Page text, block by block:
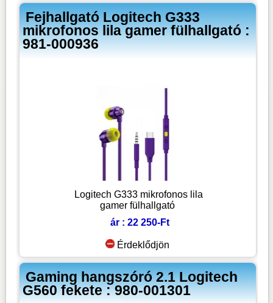
Fejhallgató Logitech G333
mikrofonos lila gamer fülhallgató :
981-000936
Logitech G333 mikrofonos lila
gamer fülhallgató
ár : 22 250-Ft
Érdeklődjön
Gaming hangszóró 2.1 Logitech
G560 fekete : 980-001301